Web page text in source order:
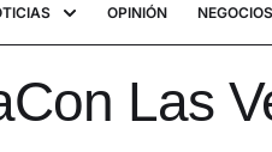
OPINIÓN NEGOCIOS
Las